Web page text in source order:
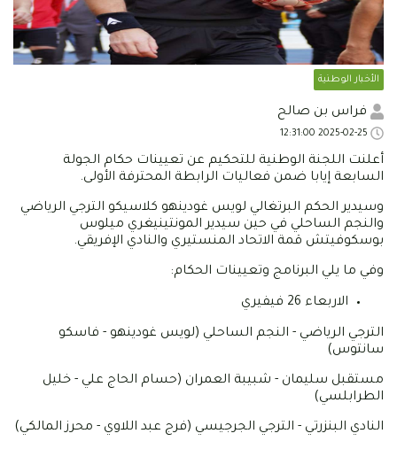
الأخبار الوطنية
فراس بن صالح
أعلنت اللجنة الوطنية للتحكيم عن تعيينات حكام الجولة
السابعة إيابا ضمن فعاليات الرابطة المحترفة الأولى.
وسيدير الحكم البرتغالي لويس غودينهو كلاسيكو الترجي الرياضي
والنجم الساحلي في حين سيدير المونتينيغري ميلوس
بوسكوفيتش قمة الاتحاد المنستيري والنادي الإفريقي.
وفي ما يلي البرنامج وتعيينات الحكام:
الاربعاء 26 فيفيري
الترجي الرياضي - النجم الساحلي (لويس غودينهو - فاسكو
سانتوس)
مستقبل سليمان - شبيبة العمران (حسام الحاج علي - خليل
الطرابلسي)
النادي البنزرتي - الترجي الجرجيسي (فرج عبد اللاوي - محرز المالكي)